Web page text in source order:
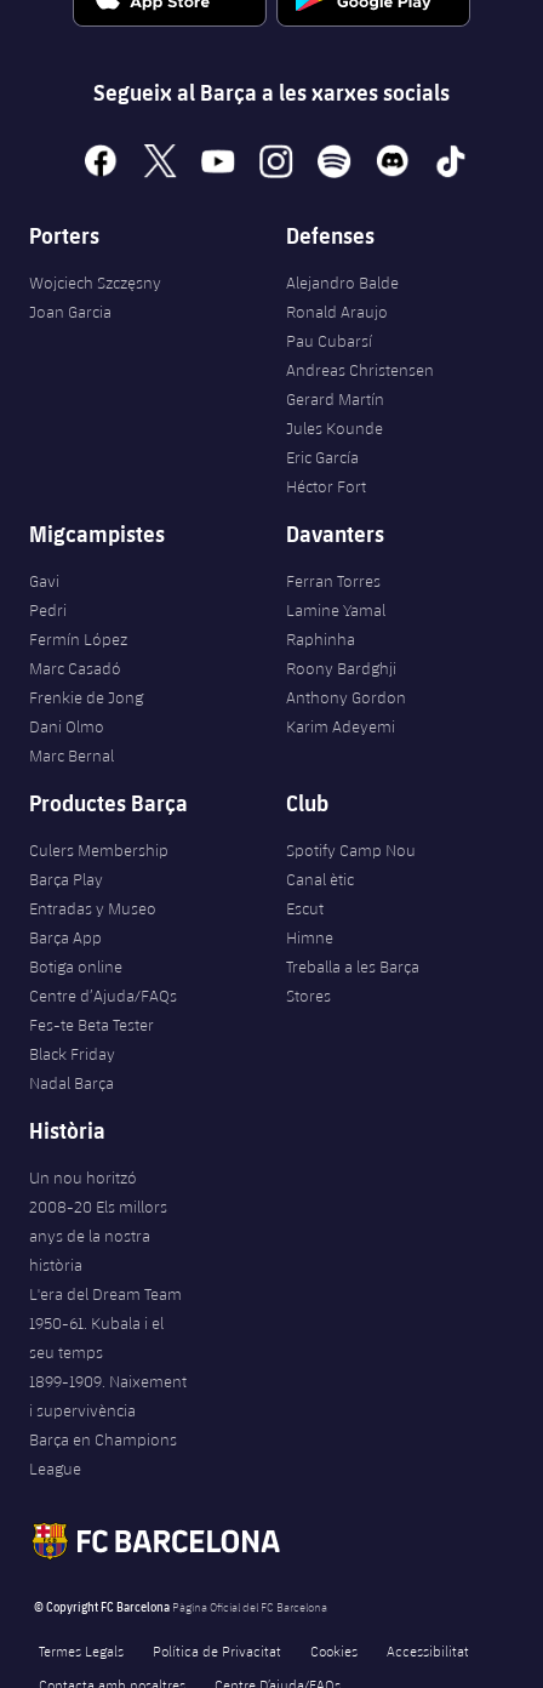
Segueix al Barça a les xarxes socials
facebook
x youtubeinstagramspotify discord tiktok
Porters
Wojciech Szczęsny
Joan Garcia
Defenses
Alejandro Balde
Ronald Araujo
Pau Cubarsí
Andreas Christensen
Gerard Martín
Jules Kounde
Eric García
Héctor Fort
Migcampistes
Gavi
Pedri
Fermín López
Marc Casadó
Frenkie de Jong
Dani Olmo
Marc Bernal
Davanters
Ferran Torres
Lamine Yamal
Raphinha
Roony Bardghji
Anthony Gordon
Karim Adeyemi
Productes Barça
Culers Membership
Barça Play
Entradas y Museo
Barça App
Botiga online
Centre d’Ajuda/FAQs
Fes-te Beta Tester
Black Friday
Nadal Barça
Club
Spotify Camp Nou
Canal ètic
Escut
Himne
Treballa a les Barça
Stores
Història
Un nou horitzó
2008-20 Els millors
anys de la nostra
història
L'era del Dream Team
1950-61. Kubala i el
seu temps
1899-1909. Naixement
i supervivència
Barça en Champions
League
© Copyright FC Barcelona Pàgina Oficial del FC Barcelona
Termes Legals Política de Privacitat Cookies
Accessibilitat
Contacta amb nosaltres
Centre D’ajuda/FAQs